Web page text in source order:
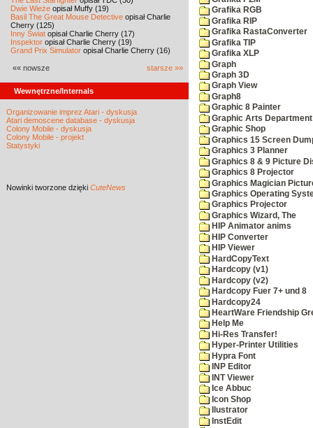
Dwie Wieże opisał Muffy (19)
Basil The Great Mouse Detective opisał Charlie
Cherry (125)
Inny Świat opisał Charlie Cherry (17)
Inspektor opisał Charlie Cherry (19)
Grand Prix Simulator opisał Charlie Cherry (16)
«« nowsze starsze »»
Wewnętrzne/Internals
Organizowanie imprez Atari - dyskusja
Atari demoscene database - dyskusja
Colony Mobile - dyskusja
Colony Mobile - projekt
Statystyki
Nowinki tworzone dzięki CuteNews
Grafika RGB
Grafika RIP
Grafika RastaConverter
Grafika TIP
Grafika XLP
Graph
Graph 3D
Graph View
Graph8
Graphic 8 Painter
Graphic Arts Department
Graphic Shop
Graphics 15 Screen
Graphics 3 Planner
Graphics 8 & 9 Picture
Graphics 8 Projector
Graphics Magician
Graphics Operating
Graphics Projector
Graphics Wizard, The
HIP Animator anims
HIP Converter
HIP Viewer
HardCopyText
Hardcopy (v1)
Hardcopy (v2)
Hardcopy Fuer 7+ und 8
Hardcopy24
HeartWare Friendship
Help Me
Hi-Res Transfer!
Hyper-Printer Utilities
Hypra Font
INP Editor
INT Viewer
Ice Abbuc
Icon Shop
Ilustrator
InstEdit